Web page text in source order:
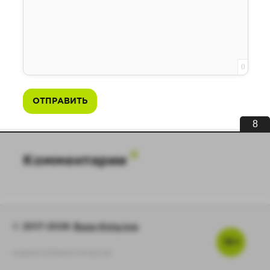
0
ОТПРАВИТЬ
Комментарии
Baza-Knig.top
8